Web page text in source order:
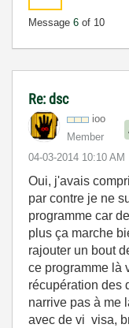
Message 6 of 10
Re: dsc
ioo
Member
‎04-03-2014 10:10 AM
Oui, j'avais
par contre je ne
programme car
plus ça marche
rajouter un bout
ce programme là
récupération des
narrive pas à me
avec de vi visa,